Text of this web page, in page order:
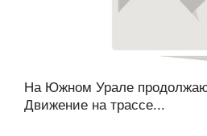
На Южном Урале
Движение на трассе...